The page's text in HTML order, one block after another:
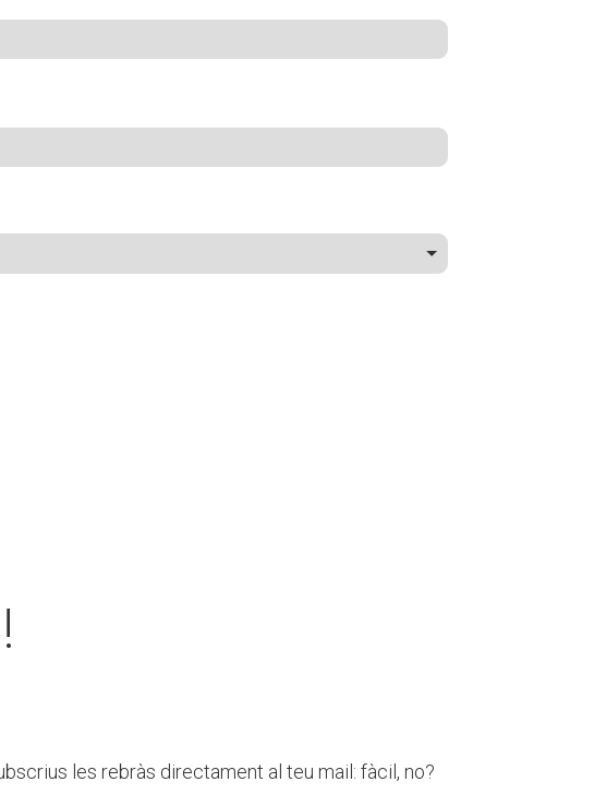
les rebràs directament al teu mail: fàcil, no?